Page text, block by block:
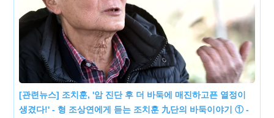
[관련뉴스] 조치훈, '암 진단 후 더 바둑에 매진하고픈 열정이
생겼다!' - 형 조상연에게 듣는 조치훈 九단의 바둑이야기 ① -